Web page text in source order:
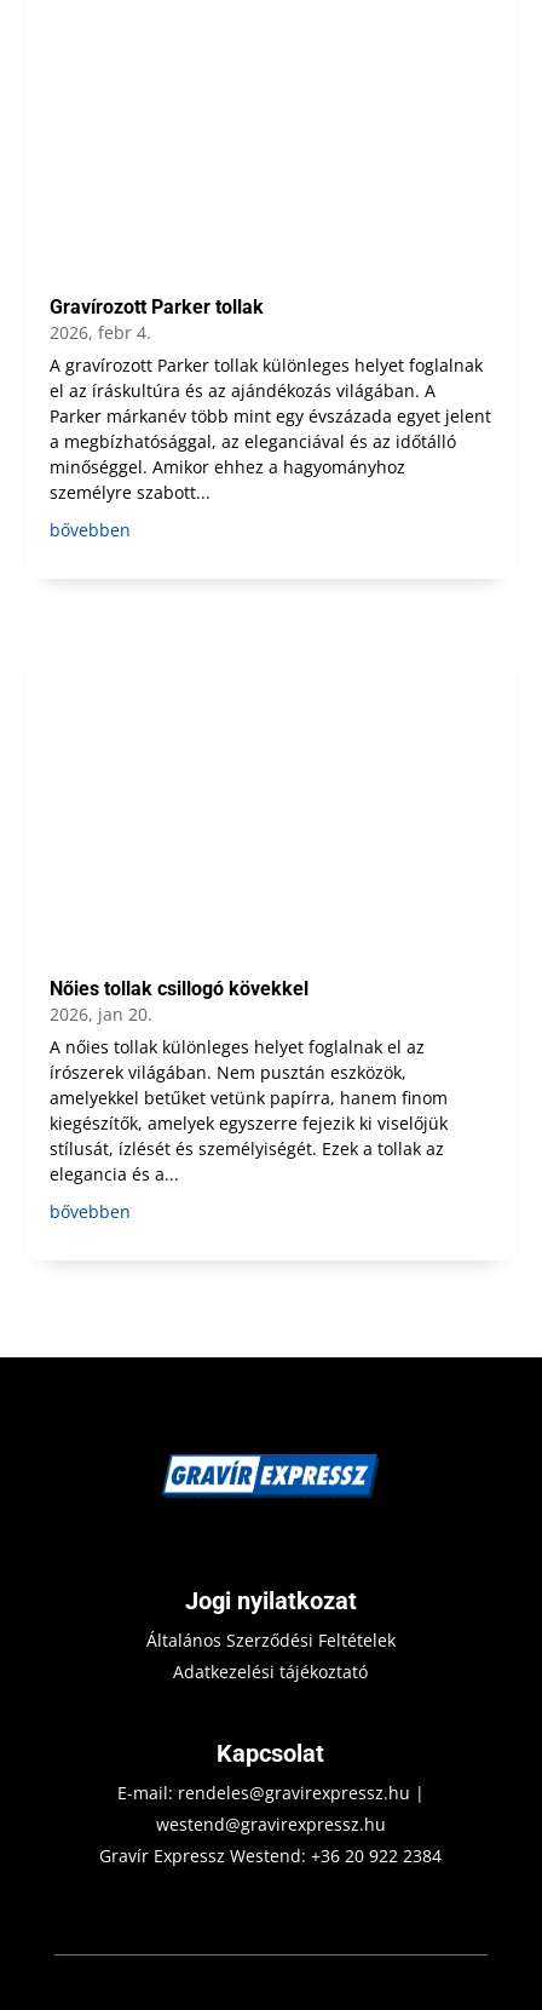
Gravírozott Parker tollak
2026, febr 4.
A gravírozott Parker tollak különleges helyet foglalnak
el az íráskultúra és az ajándékozás világában. A
Parker márkanév több mint egy évszázada egyet jelent
a megbízhatósággal, az eleganciával és az időtálló
minőséggel. Amikor ehhez a hagyományhoz
személyre szabott...
bővebben
Nőies tollak csillogó kövekkel
2026, jan 20.
A nőies tollak különleges helyet foglalnak el az
írószerek világában. Nem pusztán eszközök,
amelyekkel betűket vetünk papírra, hanem finom
kiegészítők, amelyek egyszerre fejezik ki viselőjük
stílusát, ízlését és személyiségét. Ezek a tollak az
elegancia és a...
bővebben
Jogi nyilatkozat
Általános Szerződési Feltételek
Adatkezelési tájékoztató
Kapcsolat
E-mail: rendeles@gravirexpressz.hu |
westend@gravirexpressz.hu
Gravír Expressz Westend:+36 20 922 2384